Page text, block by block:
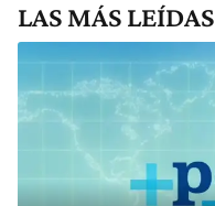
LAS MÁS LEÍDAS